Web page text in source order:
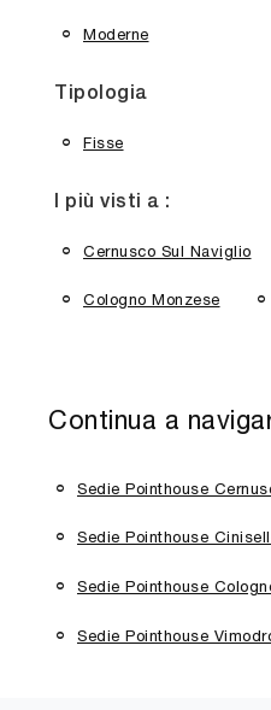
Moderne
Tipologia
Fisse
I più visti a :
Cernusco Sul Naviglio
Cologno Monzese
Continua a
Sedie Pointhouse
Sedie Pointhouse
Sedie Pointhouse
Sedie Pointhouse